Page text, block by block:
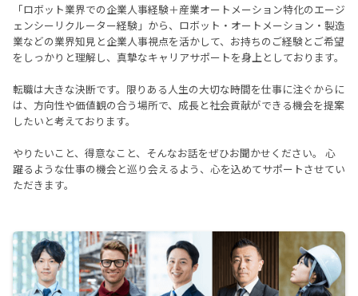
「ロボット業界での企業人事経験＋産業オートメーション特化のエージ
ェンシーリクルーター経験」から、ロボット・オートメーション・製造
業などの業界知見と企業人事視点を活かして、お持ちのご経験とご希望
をしっかりと理解し、真摯なキャリアサポートを身上としております。
転職は大きな決断です。限りある人生の大切な時間を仕事に注ぐからに
は、方向性や価値観の合う場所で、成長と社会貢献ができる機会を提案
したいと考えております。
やりたいこと、得意なこと、そんなお話をぜひお聞かせください。 心
躍るような仕事の機会と巡り会えるよう、心を込めてサポートさせてい
ただきます。